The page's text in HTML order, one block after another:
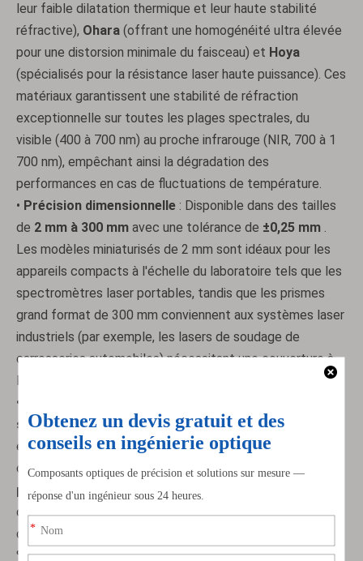
leur faible dilatation thermique et leur haute stabilité
réfractive), Ohara (offrant une homogénéité ultra élevée
pour une distorsion minimale du faisceau) et Hoya
(spécialisés pour la résistance laser haute puissance). Ces
matériaux garantissent une stabilité de réfraction
exceptionnelle sur toutes les plages spectrales, du
visible (400 à 700 nm) au proche infrarouge (NIR, 700 à 1
700 nm), empêchant ainsi la dégradation des
performances en cas de fluctuations de température.
• Précision dimensionnelle : Disponible dans des tailles
de 2 mm à 300 mm avec une tolérance de ±0,25 mm .
Les modèles miniaturisés de 2 mm sont idéaux pour les
appareils compacts à l'échelle du laboratoire tels que les
spectromètres laser portables, tandis que les prismes
grand format de 300 mm conviennent aux systèmes laser
industriels (par exemple, les lasers de soudage de
carrosseries automobiles) nécessitant une couverture à
large faisceau.
•
surface de 20-10 ou 10-5 scratch-dig(le grade 10-5
est recommandé pour les applications ultrasensibles
comme la lithographie des semi-conducteurs) et
planéité PV<1/10λ(mesurée à 632,8 nm, la longueur
d'onde du laser He-Ne). Ces spécifications minimisent la
diffusion de la lumière (réduisant la lumière parasite de <5
%) et garantissent une transmission optimale du faisceau,